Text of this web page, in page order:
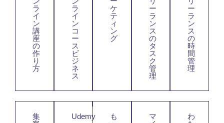
ラ
イ
ン
講
座
の
作
り
方
ラ
イ
ン
コ
ー
ス
ビ
ジ
ネ
ス
ケ
テ
ィ
ン
グ
ー
ラ
ン
ス
の
タ
ス
ク
管
理
ー
ラ
ン
ス
の
時
間
管
理
集
Udemy
も
マ
わ